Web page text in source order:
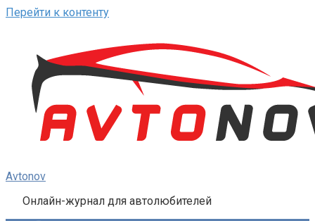
Перейти к контенту
Avtonov
Онлайн-журнал для автолюбителей